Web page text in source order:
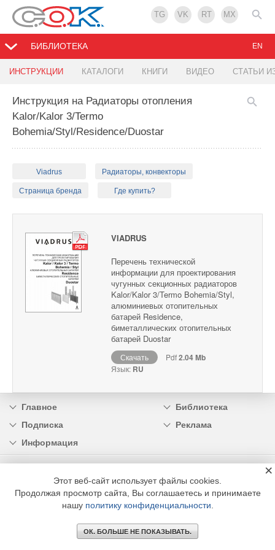
TG VK RT MX
БИБЛИОТЕКА
ИНСТРУКЦИИ КАТАЛОГИ КНИГИ ВИДЕО СТАТЬИ
EN
Инструкция на Радиаторы отопления
Kalor/Kalor 3/Termo
Bohemia/Styl/Residence/Duostar
Viadrus Радиаторы, конвекторы
Страница бренда Где купить?
VIADRUS
Перечень технической
информации для проектирования
чугунных секционных радиаторов
Kalor/Kalor 3/Termo Bohemia/Styl,
алюминиевых отопительных
батарей Residence,
биметаллических отопительных
батарей Duostar
Скачать Pdf2.04 Mb
Язык: RU
Главное
Библиотека
Подписка
Реклама
Информация
Этот веб-сайт использует файлы cookies.
Продолжая просмотр сайта, Вы соглашаетесь и принимаете
нашу политику конфиденциальности
ОК. БОЛЬШЕ НЕ ПОКАЗЫВАТЬ.
×